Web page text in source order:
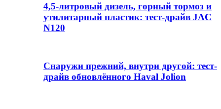
4,5-литровый дизель, горный тормоз и
утилитарный пластик: тест-драйв JAC
N120
Снаружи прежний, внутри другой: тест-
драйв обновлённого Haval Jolion